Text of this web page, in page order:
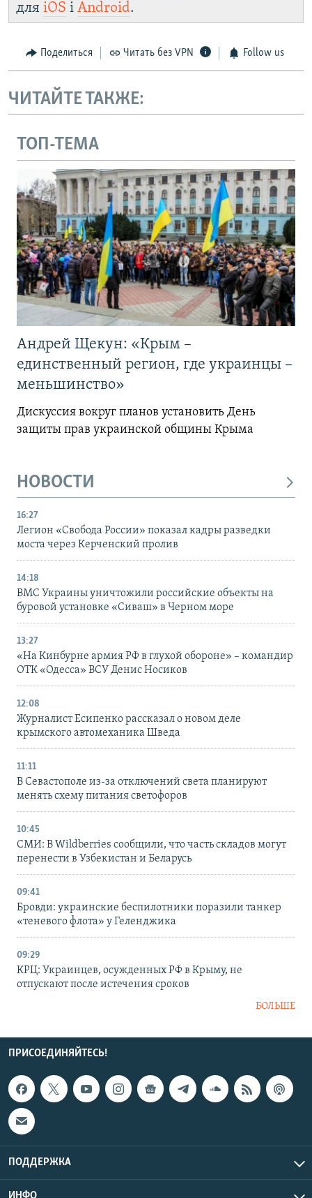
для iOS і Android.
Поделиться Читать без VPN Follow us
ЧИТАЙТЕ ТАКЖЕ:
ТОП-ТЕМА
Андрей Щекун: «Крым –
единственный регион, где украинцы –
меньшинство»
Дискуссия вокруг планов установить День
защиты прав украинской общины Крыма
НОВОСТИ
16:27
Легион «Свобода России» показал кадры разведки
моста через Керченский пролив
14:18
ВМС Украины уничтожили российские объекты на
буровой установке «Сиваш» в Черном море
13:27
«На Кинбурне армия РФ в глухой обороне» – командир
ОТК «Одесса» ВСУ Денис Носиков
12:08
Журналист Есипенко рассказал о новом деле
крымского автомеханика Шведа
11:11
В Севастополе из-за отключений света планируют
менять схему питания светофоров
10:45
СМИ: В Wildberries сообщили, что часть складов могут
перенести в Узбекистан и Беларусь
09:41
Бровди: украинские беспилотники поразили танкер
«теневого флота» у Геленджика
09:29
КРЦ: Украинцев, осужденных РФ в Крыму, не
отпускают после истечения сроков
БОЛЬШЕ
ПРИСОЕДИНЯЙТЕСЬ!
ПОДДЕРЖКА